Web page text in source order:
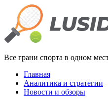
Все грани спорта в одном
Главная
Аналитика и стратегии
Новости и обзоры